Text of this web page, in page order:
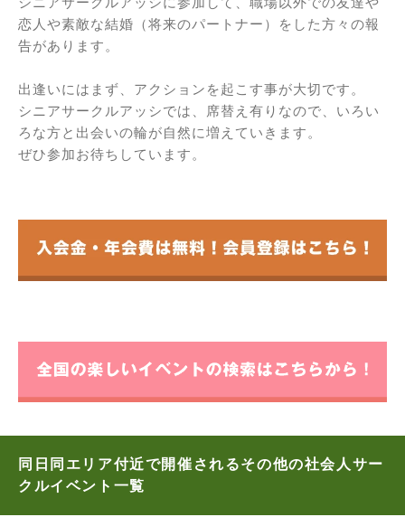
恋人や素敵な結婚（将来のパートナー）をした方々の報
告があります。
出逢いにはまず、アクションを起こす事が大切です。
シニアサークルアッシでは、席替え有りなので、いろい
ろな方と出会いの輪が自然に増えていきます。
ぜひ参加お待ちしています。
同日同エリア付近で開催されるその他の社会人サー
クルイベント一覧